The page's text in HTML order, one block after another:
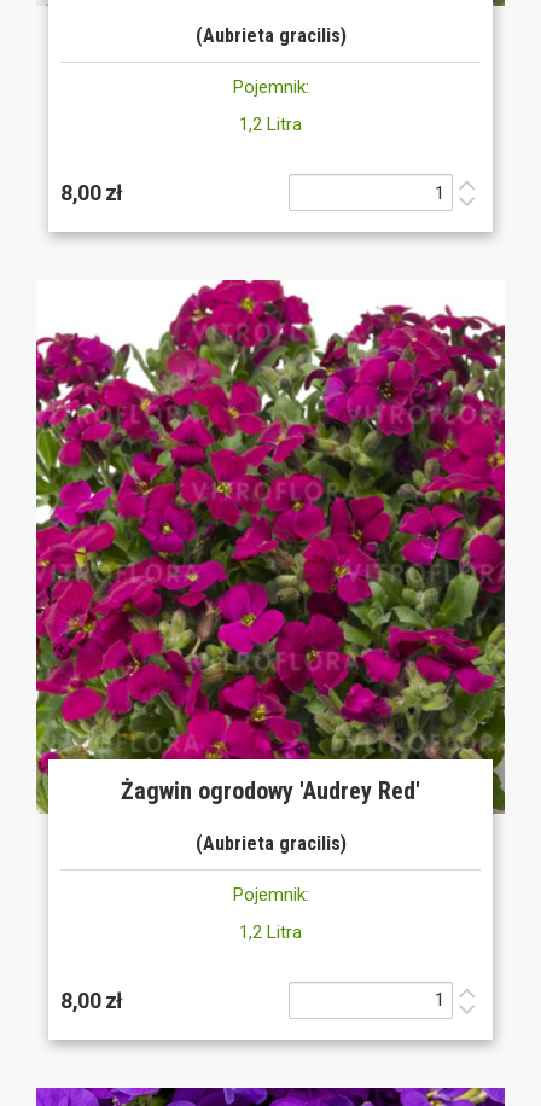
(Aubrieta gracilis)
Pojemnik:
1,2 Litra
8,00 zł
Żagwin ogrodowy 'Audrey Red'
(Aubrieta gracilis)
Pojemnik:
1,2 Litra
8,00 zł